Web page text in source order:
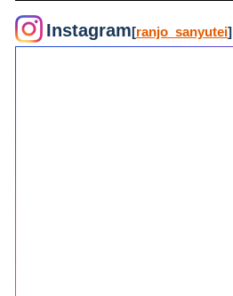
Instagram[ranjo_sanyutei]